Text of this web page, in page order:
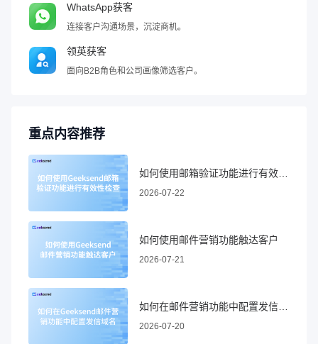
WhatsApp获客
连接客户沟通场景，沉淀商机。
领英获客
面向B2B角色和公司画像筛选客户。
重点内容推荐
2026-07-22
如何使用邮件营销功能触达客户
2026-07-21
2026-07-20